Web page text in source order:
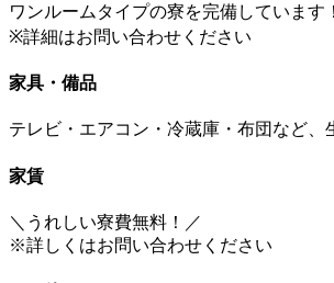
ワンルームタイプの寮を完備しています！
※詳細はお問い合わせください
家具・備品
テレビ・エアコン・冷蔵庫・布団など
家賃
＼うれしい寮費無料！／
※詳しくはお問い合わせください